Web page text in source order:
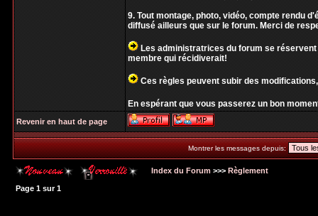
9. Tout montage, photo, vidéo, compte rendu
diffusé ailleurs que sur le forum. Merci de
Les administratrices du forum se
membre qui récidiverait!
Ces règles peuvent subir des
En espérant que vous passerez un bon
Revenir en haut de page
Montrer les messages depuis:
Index du Forum >>> Règlement
Page 1 sur1